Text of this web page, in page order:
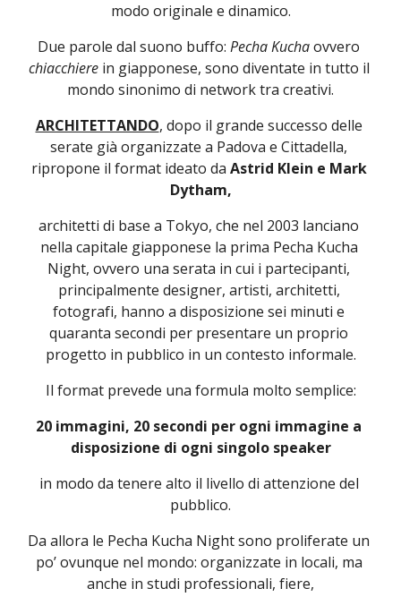
modo originale e dinamico.
Due parole dal suono buffo: Pecha Kucha
chiacchiere in giapponese, sono diventate in tutto il
mondo sinonimo di network tra creativi.
ARCHITETTANDO, dopo il grande successo delle
serate già organizzate a Padova e Cittadella,
ripropone il format ideato da Astrid Klein e Mark
Dytham,
architetti di base a Tokyo, che nel 2003 lanciano
nella capitale giapponese la prima Pecha Kucha
Night, ovvero una serata in cui i partecipanti,
principalmente designer, artisti, architetti,
fotografi, hanno a disposizione sei minuti e
quaranta secondi per presentare un proprio
progetto in pubblico in un contesto informale.
Il format prevede una formula molto semplice:
20 immagini, 20 secondi per ogni immagine a
disposizione di ogni singolo speaker
in modo da tenere alto il livello di attenzione del
pubblico.
Da allora le Pecha Kucha Night sono proliferate un
po’ ovunque nel mondo: organizzate in locali, ma
anche in studi professionali, fiere,